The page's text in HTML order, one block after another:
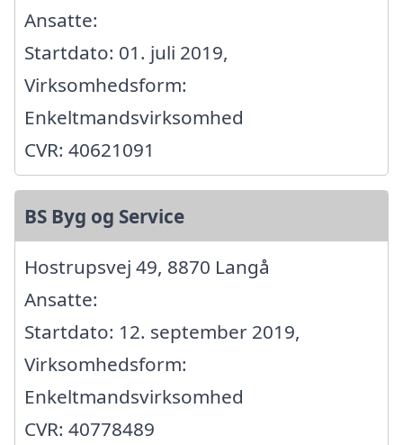
Ansatte:
Startdato: 01. juli 2019,
Virksomhedsform:
Enkeltmandsvirksomhed
CVR: 40621091
BS Byg og Service
Hostrupsvej 49, 8870 Langå
Ansatte:
Startdato: 12. september 2019,
Virksomhedsform:
Enkeltmandsvirksomhed
CVR: 40778489